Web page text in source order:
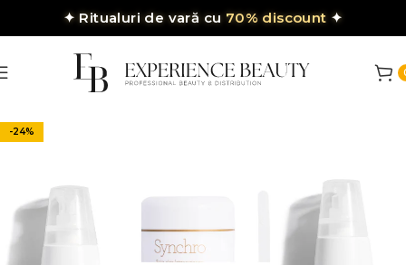
✦ Ritualuri de vară cu 70% discount ✦
-24%